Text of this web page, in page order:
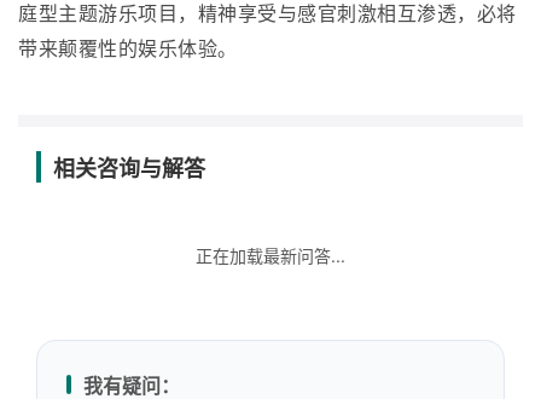
庭型主题游乐项目，精神享受与感官刺激相互渗透，必将
带来颠覆性的娱乐体验。
相关咨询与解答
正在加载最新问答...
我有疑问：